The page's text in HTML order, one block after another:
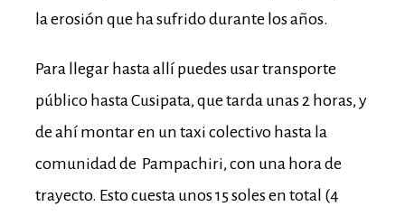
la erosión que ha sufrido durante los años.
Para llegar hasta allí puedes usar transporte
público hasta Cusipata, que tarda unas 2 horas, y
de ahí montar en un taxi colectivo hasta la
comunidad de Pampachiri, con una hora de
trayecto. Esto cuesta unos 15 soles en total (4